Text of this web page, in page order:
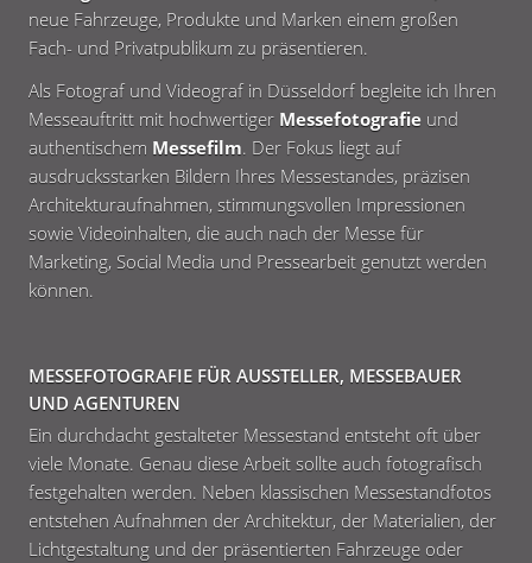
neue Fahrzeuge, Produkte und Marken einem großen
Fach- und Privatpublikum zu präsentieren.
Als Fotograf und Videograf in Düsseldorf begleite ich Ihren
Messeauftritt mit hochwertiger Messefotografie und
authentischem Messefilm. Der Fokus liegt auf
ausdrucksstarken Bildern Ihres Messestandes, präzisen
Architekturaufnahmen, stimmungsvollen Impressionen
sowie Videoinhalten, die auch nach der Messe für
Marketing, Social Media und Pressearbeit genutzt werden
können.
MESSEFOTOGRAFIE FÜR AUSSTELLER, MESSEBAUER
UND AGENTUREN
Ein durchdacht gestalteter Messestand entsteht oft über
viele Monate. Genau diese Arbeit sollte auch fotografisch
festgehalten werden. Neben klassischen Messestandfotos
entstehen Aufnahmen der Architektur, der Materialien, der
Lichtgestaltung und der präsentierten Fahrzeuge oder